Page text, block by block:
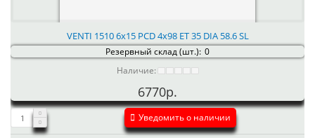
VENTI 1510 6x15 PCD 4x98 ET 35 DIA 58.6 SL
Резервный склад (шт.): 0
Наличие:
6770р.
Уведомить о наличии